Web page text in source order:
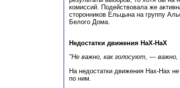
комиссий. Подействовала же
сторонников Ельцына на группу
Белого Дома.
Недостатки движения НаХ-НаХ
"Не важно, как голосуют, —
На недостатки движения Нах-Нах
по ним.